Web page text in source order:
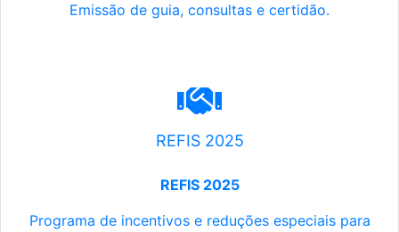
Emissão de guia, consultas e certidão.
REFIS 2025
REFIS 2025
Programa de incentivos e reduções especiais para